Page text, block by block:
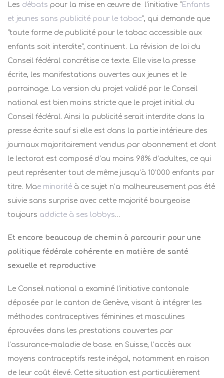
Les débats pour la mise en œuvre de l’initiative “ Enfants
et jeunes sans publicité pour le tabac“, qui demande que
“toute forme de publicité pour le tabac accessible aux
enfants soit interdite”, continuent. La révision de loi du
Conseil fédéral concrétise ce texte. Elle vise la presse
écrite, les manifestations ouvertes aux jeunes et le
parrainage. La version du projet validé par le Conseil
national est bien moins stricte que le projet initial du
Conseil fédéral. Ainsi la publicité serait interdite dans la
presse écrite sauf si elle est dans la partie intérieure des
journaux majoritairement vendus par abonnement et dont
le lectorat est composé d’au moins 98% d’adultes, ce qui
peut représenter tout de même jusqu’à 10’000 enfants par
titre. Mae minorité à ce sujet n’a malheureusement pas été
suivie sans surprise avec cette majorité bourgeoise
toujours addicte à ses lobbys…
Et encore beaucoup de chemin à parcourir pour une
politique fédérale cohérente en matière de santé
sexuelle et reproductive
Le Conseil national a examiné l’initiative cantonale
déposée par le canton de Genève, visant à intégrer les
méthodes contraceptives féminines et masculines
éprouvées dans les prestations couvertes par
l’assurance-maladie de base. en Suisse, l’accès aux
moyens contraceptifs reste inégal, notamment en raison
de leur coût élevé. Cette situation est particulièrement